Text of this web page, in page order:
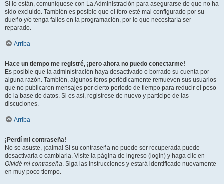
Si lo están, comuníquese con La Administración para asegurarse de que no ha
sido excluido. También es posible que el foro esté mal configurado por su
dueño y/o tenga fallos en la programación, por lo que necesitaría ser
reparado.
Arriba
Hace un tiempo me registré, ¡pero ahora no puedo conectarme!
Es posible que la administración haya desactivado o borrado su cuenta por
alguna razón. También, algunos foros periódicamente remueven sus usuarios
que no publicaron mensajes por cierto periodo de tiempo para reducir el peso
de la base de datos. Si es así, registrese de nuevo y participe de las
discuciones.
Arriba
¡Perdí mi contraseña!
No se asuste, ¡calma! Si su contraseña no puede ser recuperada puede
desactivarla o cambiarla. Visite la página de ingreso (login) y haga clic en
Olvidé mi contraseña. Siga las instrucciones y estará identificado nuevamente
en muy poco tiempo.